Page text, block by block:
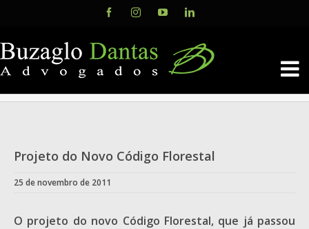
content
FacebookInstagramYouTubeLinkedIn
Projeto do Novo Código Florestal
25 de novembro de 2011
O projeto do novo Código Florestal, que já passou